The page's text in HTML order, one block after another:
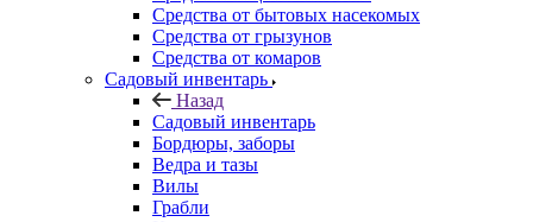
Средства от бытовых насекомых
Средства от грызунов
Средства от комаров
Садовый инвентарь
Назад
Садовый инвентарь
Бордюры, заборы
Ведра и тазы
Вилы
Грабли